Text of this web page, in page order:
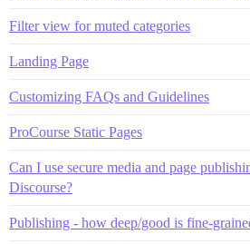
Filter view for muted categories
Landing Page
Customizing FAQs and Guidelines
ProCourse Static Pages
Can I use secure media and page
Discourse?
Publishing - how deep/good is fine-